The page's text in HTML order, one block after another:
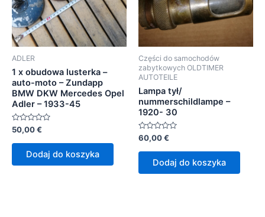
ADLER
1 x obudowa lusterka –
auto-moto – Zundapp
BMW DKW Mercedes Opel
Adler – 1933-45
Oceniono
0
na
50,00€
Dodaj do koszyka
Części do samochodów
zabytkowych OLDTIMER
AUTOTEILE
Lampa tył/
nummerschildlampe –
1920- 30
Oceniono
0
na
60,00€
Dodaj do koszyka